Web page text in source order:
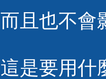
而且也不會
這是要用什